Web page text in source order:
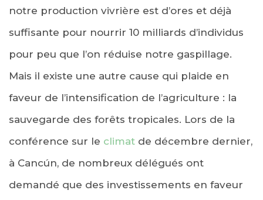
notre production vivrière est d’ores et déjà
suffisante pour nourrir 10 milliards d’individus
pour peu que l’on réduise notre gaspillage.
Mais il existe une autre cause qui plaide en
faveur de l’intensification de l’agriculture : la
sauvegarde des forêts tropicales. Lors de la
conférence sur le climat de décembre dernier,
à Cancún, de nombreux délégués ont
demandé que des investissements en faveur